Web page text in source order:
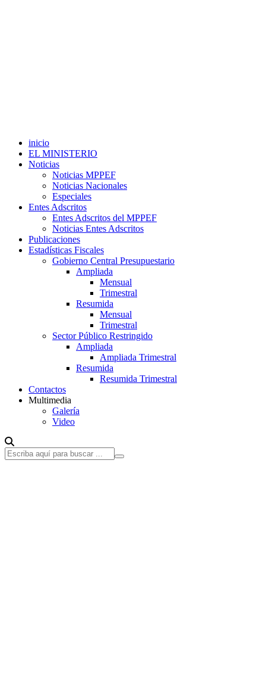
inicio
EL MINISTERIO
Noticias
Noticias MPPEF
Noticias Nacionales
Especiales
Entes Adscritos
Entes Adscritos del MPPEF
Noticias Entes Adscritos
Publicaciones
Estadísticas Fiscales
Gobierno Central Presupuestario
Ampliada
Mensual
Trimestral
Resumida
Mensual
Trimestral
Sector Público Restringido
Ampliada
Ampliada Trimestral
Resumida
Resumida Trimestral
Contactos
Multimedia
Galería
Video